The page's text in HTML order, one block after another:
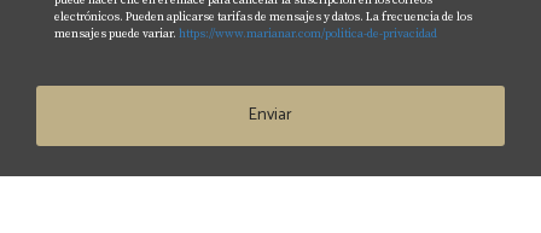
No necesariamente; aunque la IA puede automatizar
las relaciones personales y negociaciones complejas.
electrónicos. Pueden aplicarse tarifas de mensajes y datos. La frecuencia de los
mensajes puede variar. https://www.marianar.com/politica-de-privacidad
Enviar